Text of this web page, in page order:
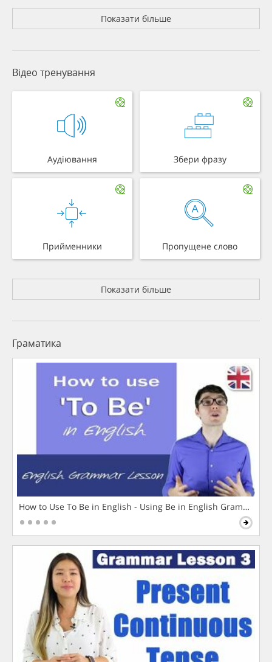
Показати більше
Відео тренування
Аудіювання Збери фразу
Прийменники Пропущене слово
Показати більше
Граматика
How to Use To Be in English - Using Be in English Grammar